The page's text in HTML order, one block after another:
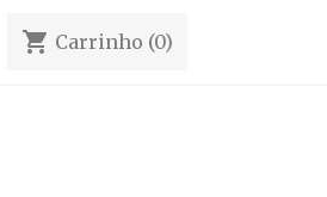
shopping_cart Carrinho (0)